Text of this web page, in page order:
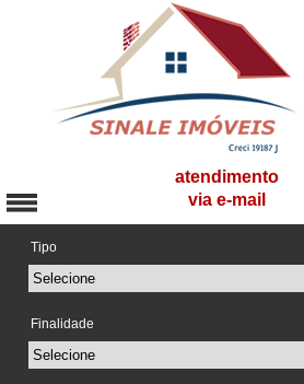
atendimento
via e-mail
Tipo
Finalidade